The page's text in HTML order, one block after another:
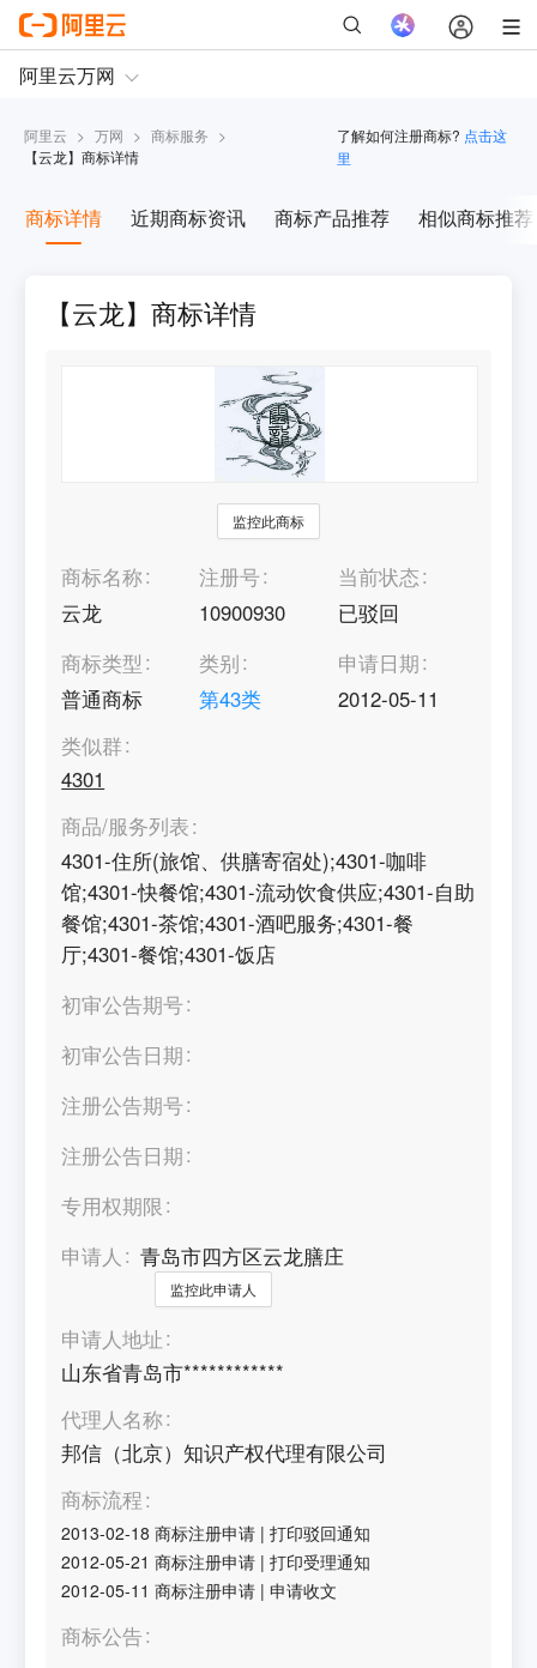
阿里云 > 万网 > 商标服务 >
【云龙】商标详情
了解如何注册商标? 点击这
里
商标详情 近期商标资讯 商标产品推荐 相似商标推荐
【云龙】商标详情
监控此商标
商标名称
云龙
注册号
10900930
当前状态
已驳回
商标类型
普通商标
类别
第43类
申请日期
2012-05-11
类似群
4301
商品/服务列表
4301-住所(旅馆、供膳寄宿处);4301-咖啡
馆;4301-快餐馆;4301-流动饮食供应;4301-自助
餐馆;4301-茶馆;4301-酒吧服务;4301-餐
厅;4301-餐馆;4301-饭店
初审公告期号
初审公告日期
注册公告期号
注册公告日期
专用权期限
申请人
青岛市四方区云龙膳庄
监控此申请人
申请人地址
山东省青岛市************
代理人名称
邦信（北京）知识产权代理有限公司
商标流程
2013-02-18 商标注册申请 |打印驳回通知
2012-05-21 商标注册申请 |打印受理通知
2012-05-11 商标注册申请 |申请收文
商标公告